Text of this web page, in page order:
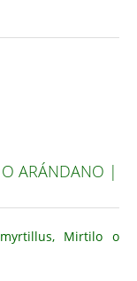
ARÁNDANO |